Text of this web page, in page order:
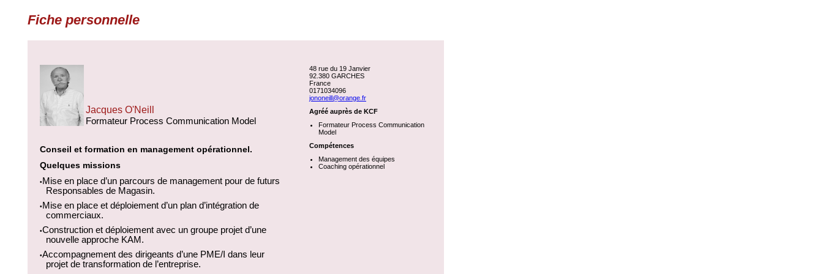
Fiche personnelle
Jacques O'Neill
Formateur Process Communication Model
Conseil et formation en management opérationnel.
Quelques missions
• Mise en place d’un parcours de management pour de futurs
Responsables de Magasin.
• Mise en place et déploiement d’un plan d’intégration de
commerciaux.
•Construction et déploiement avec un groupe projet d’une
nouvelle approche KAM.
•Accompagnement des dirigeants d’une PME/I dans leur
projet de transformation de l’entreprise.
48 rue du 19 Janvier
92.380 GARCHES
France
0171034096
jononeill@orange.fr
Agréé auprès de KCF
Formateur Process Communication
Model
Compétences
Management des équipes
Coaching opérationnel